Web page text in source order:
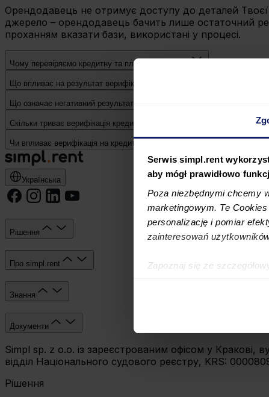
Serwis simpl.rent
aby mógł prawidłowo
Poza niezbędnymi chcemy
marketingowym. Te
personalizację i pomiar
zainteresowań
Zapoznaj się ze
wybierz czarny przycisk
Орендодавець не отримує доступу до деталей Твоєї
джерело – орендодавець бачить лише остаточний
проханням вказати бази, використані у процесі.
Чому перевіряємо кредитну та платіжну історію?
Що впливає на результат верифікації?
Що означає негативний результат верифікації кредитної та платіжної
Скільки триває верифікація кредитної та платіжної історії?
Чи впливає верифікація на кредитний скоринг BIK?
Українська
Рішення
Про simpl.rent
Знання
Документи
Simpl sp. z o.o. із зареєстрованим офісом у
відділ Національного судового реєстру, KRS:
Рішення